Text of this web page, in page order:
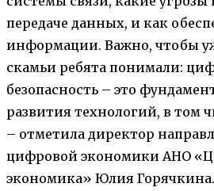
передаче данных, и как
информации. Важно, чтобы
скамьи ребята понимали:
безопасность – это
развития технологий, в том
– отметила директор
цифровой экономики АНО
экономика» Юлия Горячкина.